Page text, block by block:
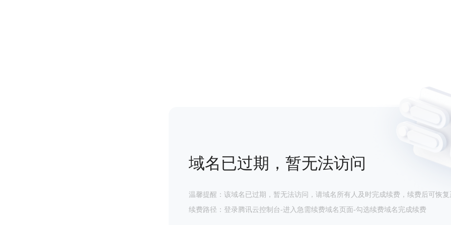
域名已过期，暂无法访问
温馨提醒：该域名已过期，暂无法访问，请域名所有人及时完成续费，续费后可恢复
续费路径：登录腾讯云控制台-进入急需续费域名页面-勾选续费域名完成续费